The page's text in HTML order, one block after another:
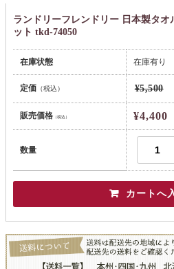
ランドリーフレンドリー 日本製タ
ット tkd-74050
在庫状態 在庫有り
定価（税込） ¥5,500
販売価格（税込） ¥4,400
数量